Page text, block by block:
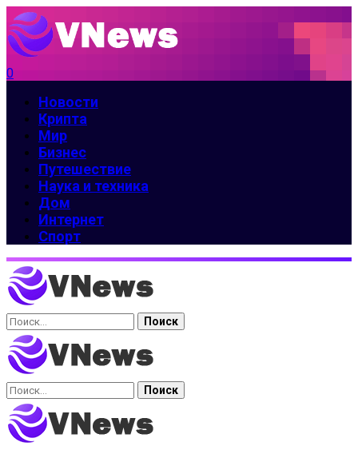
0
Новости
Крипта
Мир
Бизнес
Путешествие
Наука и техника
Дом
Интернет
Спорт
Найти:
Найти: